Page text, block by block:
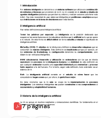
7 páginas